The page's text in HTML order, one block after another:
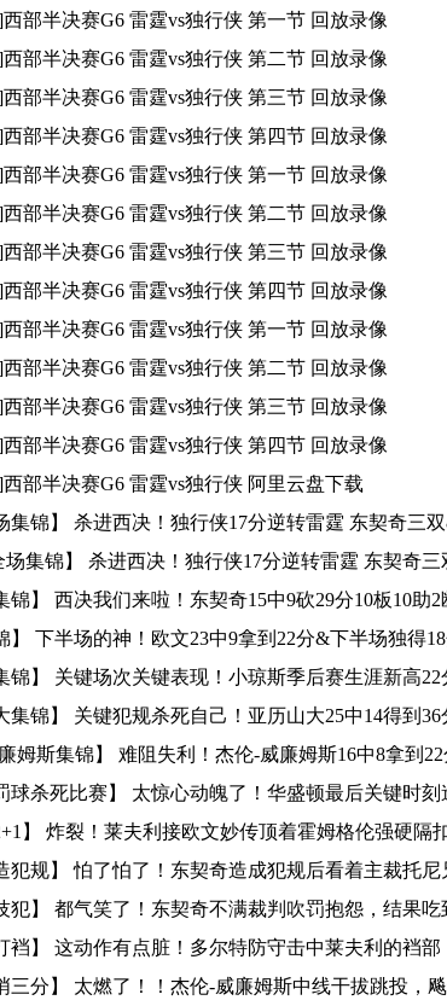
部半决赛G6 雷霆vs独行侠 第一节 回放录像
部半决赛G6 雷霆vs独行侠 第二节 回放录像
部半决赛G6 雷霆vs独行侠 第三节 回放录像
部半决赛G6 雷霆vs独行侠 第四节 回放录像
部半决赛G6 雷霆vs独行侠 第一节 回放录像
部半决赛G6 雷霆vs独行侠 第二节 回放录像
部半决赛G6 雷霆vs独行侠 第三节 回放录像
部半决赛G6 雷霆vs独行侠 第四节 回放录像
部半决赛G6 雷霆vs独行侠 第一节 回放录像
部半决赛G6 雷霆vs独行侠 第二节 回放录像
部半决赛G6 雷霆vs独行侠 第三节 回放录像
部半决赛G6 雷霆vs独行侠 第四节 回放录像
部半决赛G6 雷霆vs独行侠 阿里云盘下载
集锦】 杀进西决！独行侠17分逆转雷霆 东契奇三
场集锦】 杀进西决！独行侠17分逆转雷霆 东契奇
锦】 西决我们来啦！东契奇15中9砍29分10板10助
】 下半场的神！欧文23中9拿到22分&下半场独得
锦】 关键场次关键表现！小琼斯季后赛生涯新高
集锦】 关键犯规杀死自己！亚历山大25中14得到36
廉姆斯集锦】 难阻失利！杰伦-威廉姆斯16中8拿到
球杀死比赛】 太惊心动魄了！华盛顿最后关键时
】 炸裂！莱夫利接欧文妙传顶着霍姆格伦强硬隔
犯规】 怕了怕了！东契奇造成犯规后看着主裁托
犯】 都气笑了！东契奇不满裁判吹罚抱怨，结果吃
裆】 这动作有点脏！多尔特防守击中莱夫利的裆
三分】 太燃了！！杰伦-威廉姆斯中线干拔跳投，